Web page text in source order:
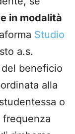
in modalità
Studio
a.s.
del beneficio
alla
o